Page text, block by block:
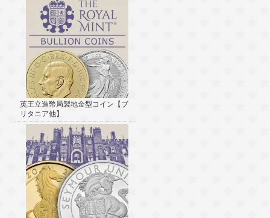
英王立造幣局製地金型コイン【ブ
リタニア他】